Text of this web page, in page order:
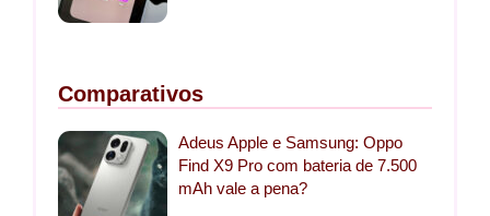
Comparativos
Adeus Apple e Samsung: Oppo
Find X9 Pro com bateria de 7.500
mAh vale a pena?